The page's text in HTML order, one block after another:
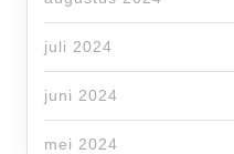
juli 2024
juni 2024
mei 2024